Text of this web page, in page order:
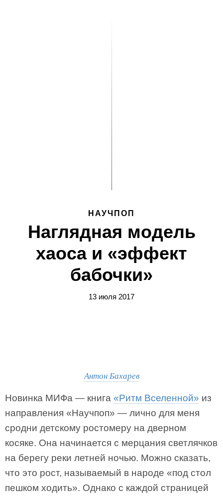
НАУЧПОП
Наглядная модель
хаоса и «эффект
бабочки»
13 июля 2017
Антон Бахарев
Новинка МИФа — книга «Ритм Вселенной» из
направления «Научпоп» — лично для меня
сродни детскому ростомеру на дверном
косяке. Она начинается с мерцания светлячков
на берегу реки летней ночью. Можно сказать,
что это рост, называемый в народе «под стол
пешком ходить». Однако с каждой страницей